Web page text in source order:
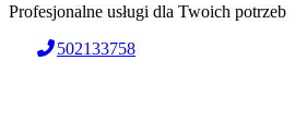
Profesjonalne usługi dla Twoich potrzeb
502133758